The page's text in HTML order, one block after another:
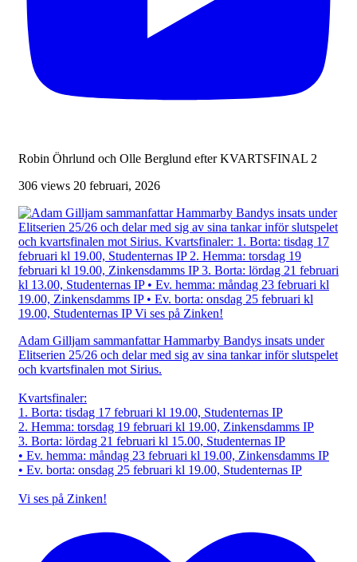
Robin Öhrlund och Olle Berglund efter KVARTSFINAL 2
306 views 20 februari, 2026
Adam Gilljam sammanfattar Hammarby Bandys insats under
Elitserien 25/26 och delar med sig av sina tankar inför slutspelet
och kvartsfinalen mot Sirius.
Kvartsfinaler:
1. Borta: tisdag 17 februari kl 19.00, Studenternas IP
2. Hemma: torsdag 19 februari kl 19.00, Zinkensdamms IP
3. Borta: lördag 21 februari kl 15.00, Studenternas IP
• Ev. hemma: måndag 23 februari kl 19.00, Zinkensdamms IP
• Ev. borta: onsdag 25 februari kl 19.00, Studenternas IP
Vi ses på Zinken!